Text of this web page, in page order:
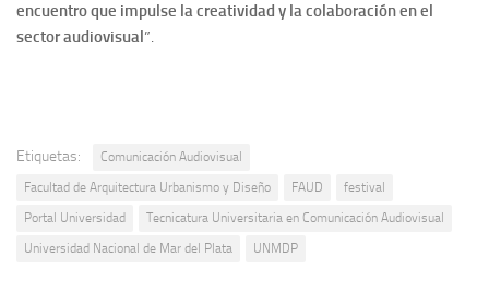
encuentro que impulse la creatividad y la colaboración en el
sector audiovisual ”.
Etiquetas:
Comunicación Audiovisual
Facultad de Arquitectura Urbanismo y Diseño
FAUD
festival
Portal Universidad
Tecnicatura Universitaria en Comunicación Audiovisual
Universidad Nacional de Mar del Plata
UNMDP